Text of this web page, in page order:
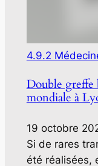
4.9.2
Double greffe
mondiale à
19 octobre
Si de rares
été réalisées,